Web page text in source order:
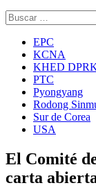
Buscar:
EPC
KCNA
KHED
PTC
Pyongyang
Rodong
Sur de Corea
USA
El Comité
carta